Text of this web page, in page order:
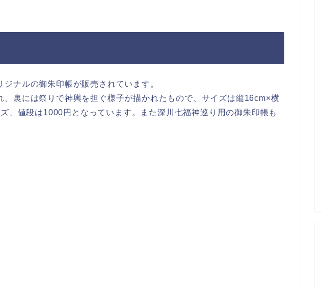
ジナルの御朱印帳が販売されています。
、裏には祭りで神輿を担ぐ様子が描かれたもので、サイズは縦16cm×横
、値段は1000円となっています。また深川七福神巡り用の御朱印帳も